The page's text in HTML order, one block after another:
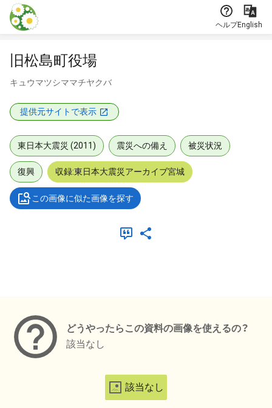
本文に飛ぶ
ヘルプEnglish
旧松島町役場
キュウマツシママチヤクバ
提供元サイトで表示
東日本大震災 (2011) 震災への備え 被災状況
復興 収録:東日本大震災アーカイブ宮城
この画像に似た画像を探す
どうやったらこの資料の画像を使えるの？
該当なし
該当なし